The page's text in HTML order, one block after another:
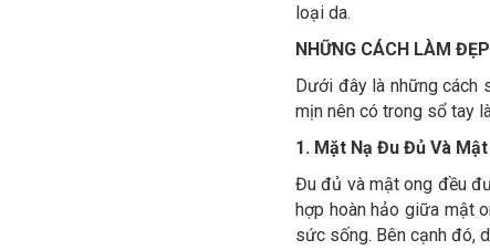
loại da.
NHỮNG CÁCH LÀM
Dưới đây là những cách
mịn nên có trong sổ tay
1. Mặt Nạ Đu Đủ Và
Đu đủ và mật ong đều
hợp hoàn hảo giữa mật
sức sống. Bên cạnh đó,